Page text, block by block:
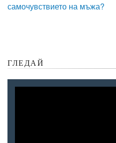
самочувствието на мъжа?
ГЛЕДАЙ